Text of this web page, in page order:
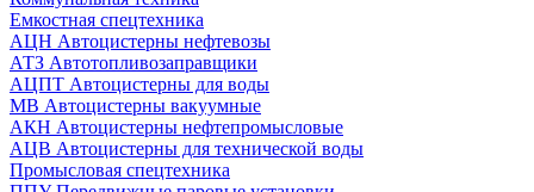
Емкостная спецтехника
АЦН Автоцистерны нефтевозы
АТЗ Автотопливозаправщики
АЦПТ Автоцистерны для воды
МВ Автоцистерны вакуумные
АКН Автоцистерны нефтепромысловые
АЦВ Автоцистерны для технической воды
Промысловая спецтехника